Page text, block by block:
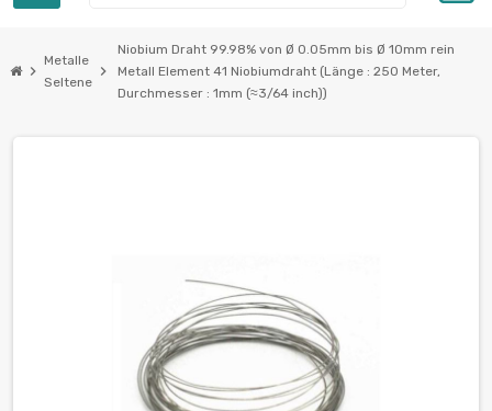
chevron_right
Metalle
Seltene
chevron_right
Niobium Draht 99.98% von Ø 0.05mm bis Ø 10mm rein
Metall Element 41 Niobiumdraht (Länge : 250 Meter,
Durchmesser : 1mm (≈3/64 inch))